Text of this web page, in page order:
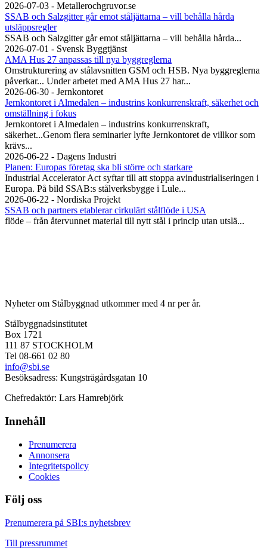
2026-07-03 - Metallerochgruvor.se
SSAB och Salzgitter går emot ståljättarna – vill behålla hårda
utsläppsregler
SSAB och Salzgitter går emot ståljättarna – vill behålla hårda...
2026-07-01 - Svensk Byggtjänst
AMA Hus 27 anpassas till nya byggreglerna
Omstrukturering av stålavsnitten GSM och HSB. Nya byggreglerna
påverkar... Under arbetet med AMA Hus 27 har...
2026-06-30 - Jernkontoret
Jernkontoret i Almedalen – industrins konkurrenskraft, säkerhet och
omställning i fokus
Jernkontoret i Almedalen – industrins konkurrenskraft,
säkerhet...Genom flera seminarier lyfte Jernkontoret de villkor som
krävs...
2026-06-22 - Dagens Industri
Planen: Europas företag ska bli större och starkare
Industrial Accelerator Act syftar till att stoppa avindustrialiseringen i
Europa. På bild SSAB:s stålverksbygge i Lule...
2026-06-22 - Nordiska Projekt
SSAB och partners etablerar cirkulärt stålflöde i USA
flöde – från återvunnet material till nytt stål i princip utan utslä...
Nyheter om Stålbyggnad utkommer med 4 nr per år.
Stålbyggnadsinstitutet
Box 1721
111 87 STOCKHOLM
Tel 08-661 02 80
info@sbi.se
Besöksadress: Kungsträgårdsgatan 10
Chefredaktör: Lars Hamrebjörk
Innehåll
Prenumerera
Annonsera
Integritetspolicy
Cookies
Följ oss
Facebook
LinkedIn
YouTube
Prenumerera på SBI:s nyhetsbrev
Till pressrummet